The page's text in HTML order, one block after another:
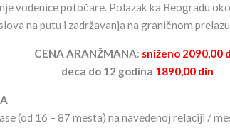
vodenice potočare. Polazak ka Beogradu
na putu i zadržavanja na graničnom
CENA ARANŽMANA: sniženo 2090,00
deca do 12 godina 1890,00 din
(od 16 – 87 mesta) na navedenoj relaciji /